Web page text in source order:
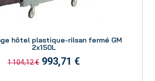
hôtel plastique-rilsan fermé GM
2x150L
1 104,12 € 993,71 €